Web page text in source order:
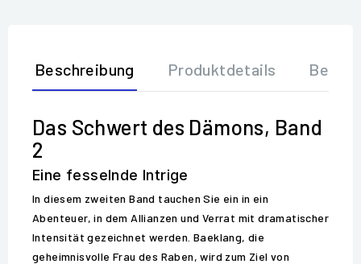
Beschreibung Produktdetails
Das Schwert des Dämons, Band
2
Eine fesselnde Intrige
In diesem zweiten Band tauchen Sie ein in ein
Abenteuer, in dem Allianzen und Verrat mit dramatischer
Intensität gezeichnet werden. Baeklang, die
geheimnisvolle Frau des Raben, wird zum Ziel von